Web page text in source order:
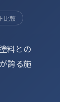
比較
料との
誇る施